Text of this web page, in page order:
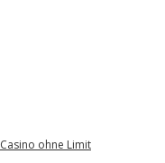
Casino ohne Limit